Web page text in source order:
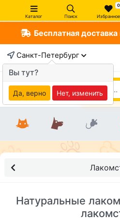
Каталог Поиск
0
Избранное
Бесплатная
Санкт-Петербург
Натуральные
Вы тут?
Да, верно Нет, изменить